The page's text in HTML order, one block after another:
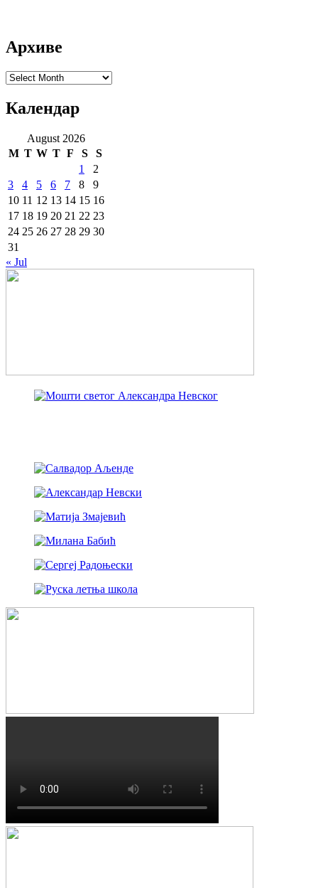
Архиве
Архиве
Календар
August 2026
M T W T F S
S
1
2
3
4 5 6 7 8
9
10 11 12 13 14 15 16
17 18 19 20 21 22 23
24 25 26 27 28 29 30
31
« Jul